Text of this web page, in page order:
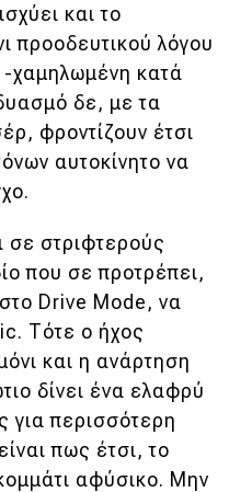
και το
προοδευτικού λόγου
χαμηλωμένη κατά
δε, με τα
φροντίζουν έτσι
αυτοκίνητο να
σε στριφτερούς
που σε προτρέπει,
Drive Mode, να
Τότε ο ήχος
και η ανάρτηση
δίνει ένα ελαφρύ
για περισσότερη
πως έτσι, το
αφύσικο. Μην